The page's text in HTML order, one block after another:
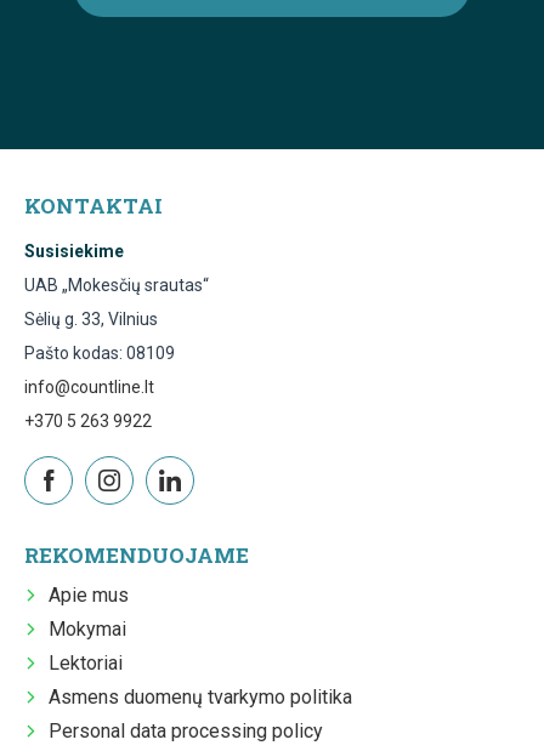
KONTAKTAI
Susisiekime
UAB „Mokesčių srautas“
Sėlių g. 33, Vilnius
Pašto kodas: 08109
info@countline.lt
+370 5 263 9922
REKOMENDUOJAME
Apie mus
Mokymai
Lektoriai
Asmens duomenų tvarkymo politika
Personal data processing policy